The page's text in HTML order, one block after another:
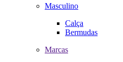
Masculino
Calça
Bermudas
Marcas